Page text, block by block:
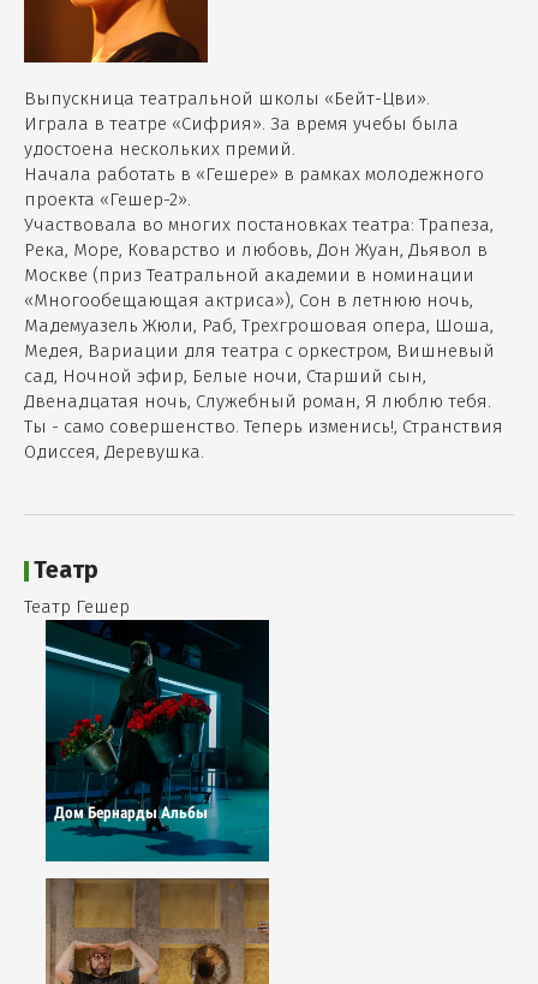
Выпускница театральной школы «Бейт-Цви».
Играла в театре «Сифрия». За время учебы была
удостоена нескольких премий.
Начала работать в «Гешере» в рамках молодежного
проекта «Гешер-2».
Участвовала во многих постановках театра: Трапеза,
Река, Море, Коварство и любовь, Дон Жуан, Дьявол в
Москве (приз Театральной академии в номинации
«Многообещающая актриса»), Сон в летнюю ночь,
Мадемуазель Жюли, Раб, Трехгрошовая опера, Шоша,
Медея, Вариации для театра с оркестром, Вишневый
сад, Ночной эфир, Белые ночи, Старший сын,
Двенадцатая ночь, Служебный роман, Я люблю тебя.
Ты - само совершенство. Теперь изменись!, Странствия
Одиссея, Деревушка.
Театр
Театр Гешер
Дом Бернарды Альбы